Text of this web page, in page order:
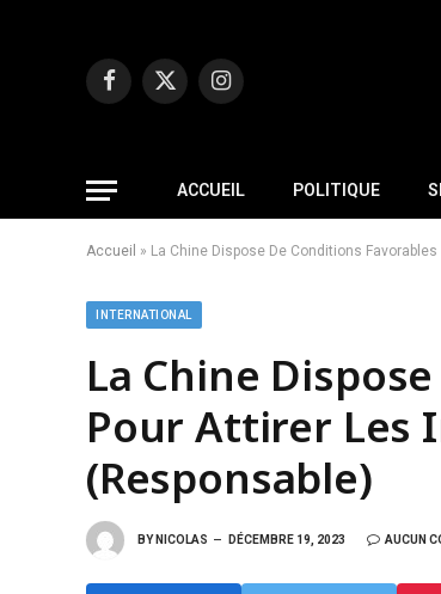
Facebook
X
Instagram
ACCUEIL POLITIQUE
Accueil » La Chine Dispose De Conditions
INTERNATIONAL
La Chine
Pour Attirer Les
(Responsable)
BY NICOLAS DÉCEMBRE 19, 2023 AUCUN